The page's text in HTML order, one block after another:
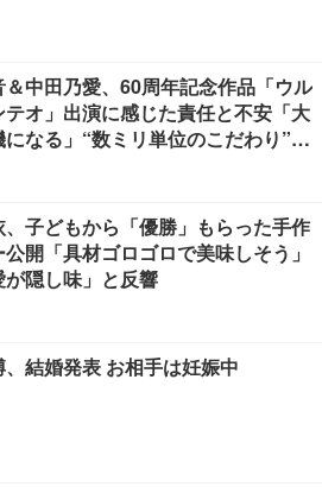
中田乃愛、60周年記念作品「ウル
テオ」出演に感じた責任と不安「大
になる」“数ミリ単位のこだわり”特
、子どもから「優勝」もらった手作
公開「具材ゴロゴロで美味しそう」
が隠し味」と反響
結婚発表 お相手は妊娠中